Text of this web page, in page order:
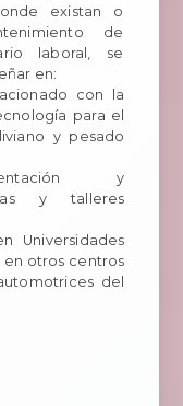
existan o
de
laboral, se
en:
con la
para el
y pesado
y
y talleres
Universidades
en otros centros
del